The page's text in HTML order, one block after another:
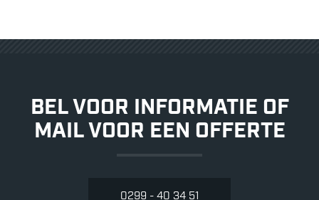
BEL VOOR INFORMATIE OF
MAIL VOOR EEN OFFERTE
0299 - 40 34 51